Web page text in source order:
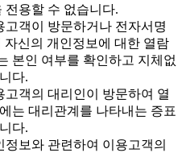
전용할 수 없습니다.
객이 방문하거나 전자서명
신의 개인정보에 대한 열람
본인 여부를 확인하고 지체없
다.
객의 대리인이 방문하여 열
는 대리관계를 나타내는 증표
다.
보와 관련하여 이용고객의